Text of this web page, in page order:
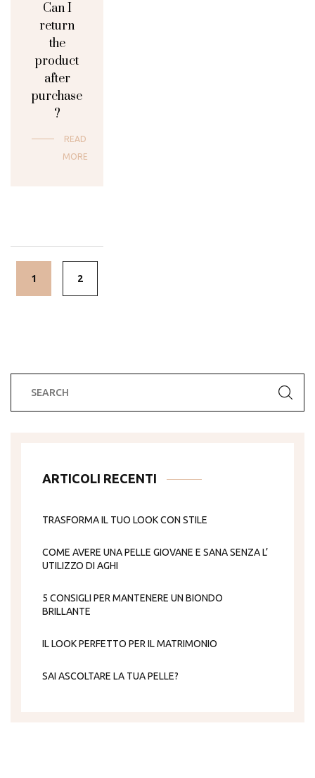
Can I
return
the
product
after
purchase
?
READ
MORE
Posts
navigation
1 2
ARTICOLI RECENTI
TRASFORMA IL TUO LOOK CON STILE
COME AVERE UNA PELLE GIOVANE E SANA SENZA L’
UTILIZZO DI AGHI
5 CONSIGLI PER MANTENERE UN BIONDO
BRILLANTE
IL LOOK PERFETTO PER IL MATRIMONIO
SAI ASCOLTARE LA TUA PELLE?